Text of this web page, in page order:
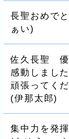
長聖おめで
ぁい)
佐久長聖 優
感動しまし
頑張ってくだ
(伊那太郎)
集中力を発